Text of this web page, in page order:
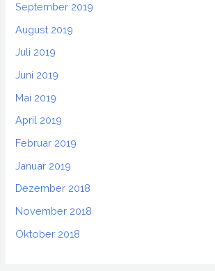
September 2019
August 2019
Juli 2019
Juni 2019
Mai 2019
April 2019
Februar 2019
Januar 2019
Dezember 2018
November 2018
Oktober 2018